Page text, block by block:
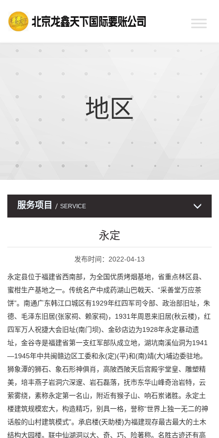
地区
服务项目 SERVICE
永定
发布时间：2022-04-13
永定县位于福建省西南部，为全国优质烤烟基地，省重点林区县、
蜜柑生产基地之一。传统名产中成药湖山巴戟天、“采善堂万应茶
饼”。南通广东韩江口城区有1929年红四军司令部、政治部旧址，朱
德、毛泽东旧居(张家祠、赖家祠)，1931年周恩来旧居(秋云楼)，红
四军万人祝捷大会旧址(南门坝)、金砂店边为1928年永定暴动遗
址，金谷寺是福建省第一支红军部队成立地，湖坑南溪仙洞为1941
—1945年中共闽赣边区工委和永(定)(平)和(南)靖(大)埔边委驻地。
狮象潭的狮石、象石形神俱肖，高陂西陂天后宫殿宇堂皇、雕塑精
美，培丰燕子岩洞穴深邃、岩石磊落，抚市东华山峰奇治岩特，云
萦雾绕，素称永定第一名山，附近有猴子山、响石岽诸胜。永定土
楼建筑规模宏大，构造精巧，别具一格，誉称“世界上独一无二的神
话般的山村建筑模式”。承启楼(天助楼)为福建现存最古最大的土木
结构大园楼。联中仙湖洞以大、奇、巧、险著称。名胜古迹还有高